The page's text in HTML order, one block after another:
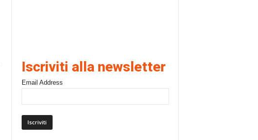
Iscriviti alla newsletter
Email Address